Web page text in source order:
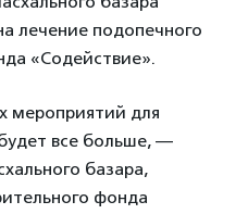
лечение подопечного
«Содействие».
мероприятий для
все больше, —
базара,
фонда